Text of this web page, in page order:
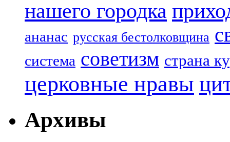
нашего городка
ананас русская бестолковщина
система советизм страна
церковные нравы
Архивы